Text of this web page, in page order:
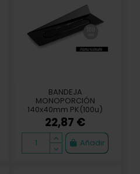
BANDEJA
MONOPORCIÓN
140x40mm PK(100u)
BLACK TRAYS
22,87 €
Añadir